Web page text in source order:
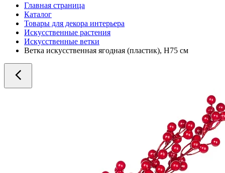
Главная страница
Каталог
Товары для декора интерьера
Искусственные растения
Искусственные ветки
Ветка искусственная ягодная (пластик), H75 см